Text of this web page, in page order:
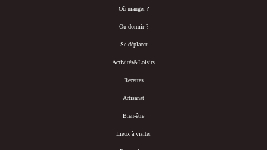
Où manger ?
Où dormir ?
Se déplacer
Activités&Loisirs
Recettes
Artisanat
Bien-être
Lieux à visiter